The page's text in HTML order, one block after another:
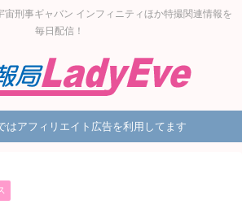
宙刑事ギャバン インフィニティほか特撮関連情報を
毎日配信！
はアフィリエイト広告を利用してます